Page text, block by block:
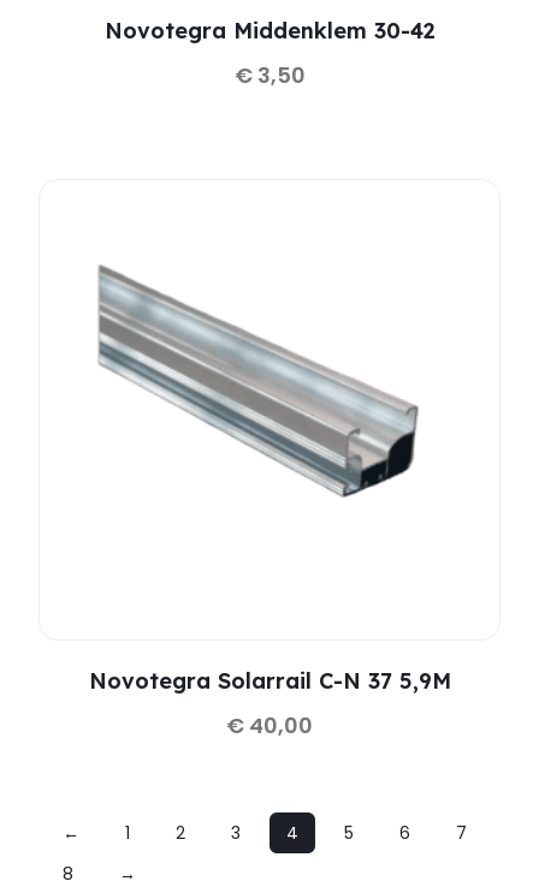
Novotegra Middenklem 30-42
€3,50
Novotegra Solarrail C-N 37 5,9M
€ 40,00
← 1 2 3 4 5 6
7
8
→